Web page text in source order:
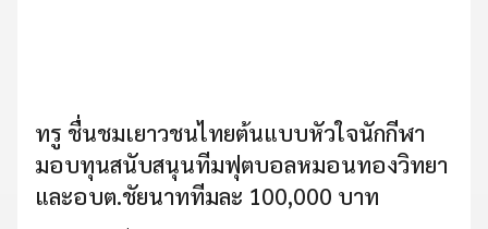
ทรู ชื่นชมเยาวชนไทยต้นแบบหัวใจนักกีฬา
มอบทุนสนับสนุนทีมฟุตบอลหมอนทองวิทยา
และอบต.ชัยนาททีมละ 100,000 บาท